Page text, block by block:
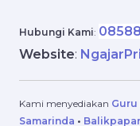
Hubungi Kami:
Website:
Kami menyediakan Guru
Samarinda •